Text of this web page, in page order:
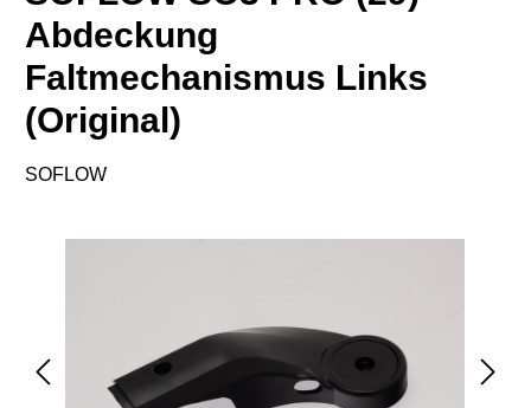
Abdeckung
Faltmechanismus Links
(Original)
SOFLOW